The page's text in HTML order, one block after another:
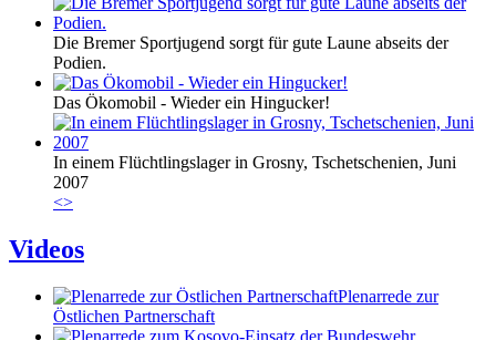
Die Bremer Sportjugend sorgt für gute Laune abseits der
Podien.
Das Ökomobil - Wieder ein Hingucker!
In einem Flüchtlingslager in Grosny, Tschetschenien, Juni
2007
<>
Videos
Plenarrede zur
Östlichen Partnerschaft